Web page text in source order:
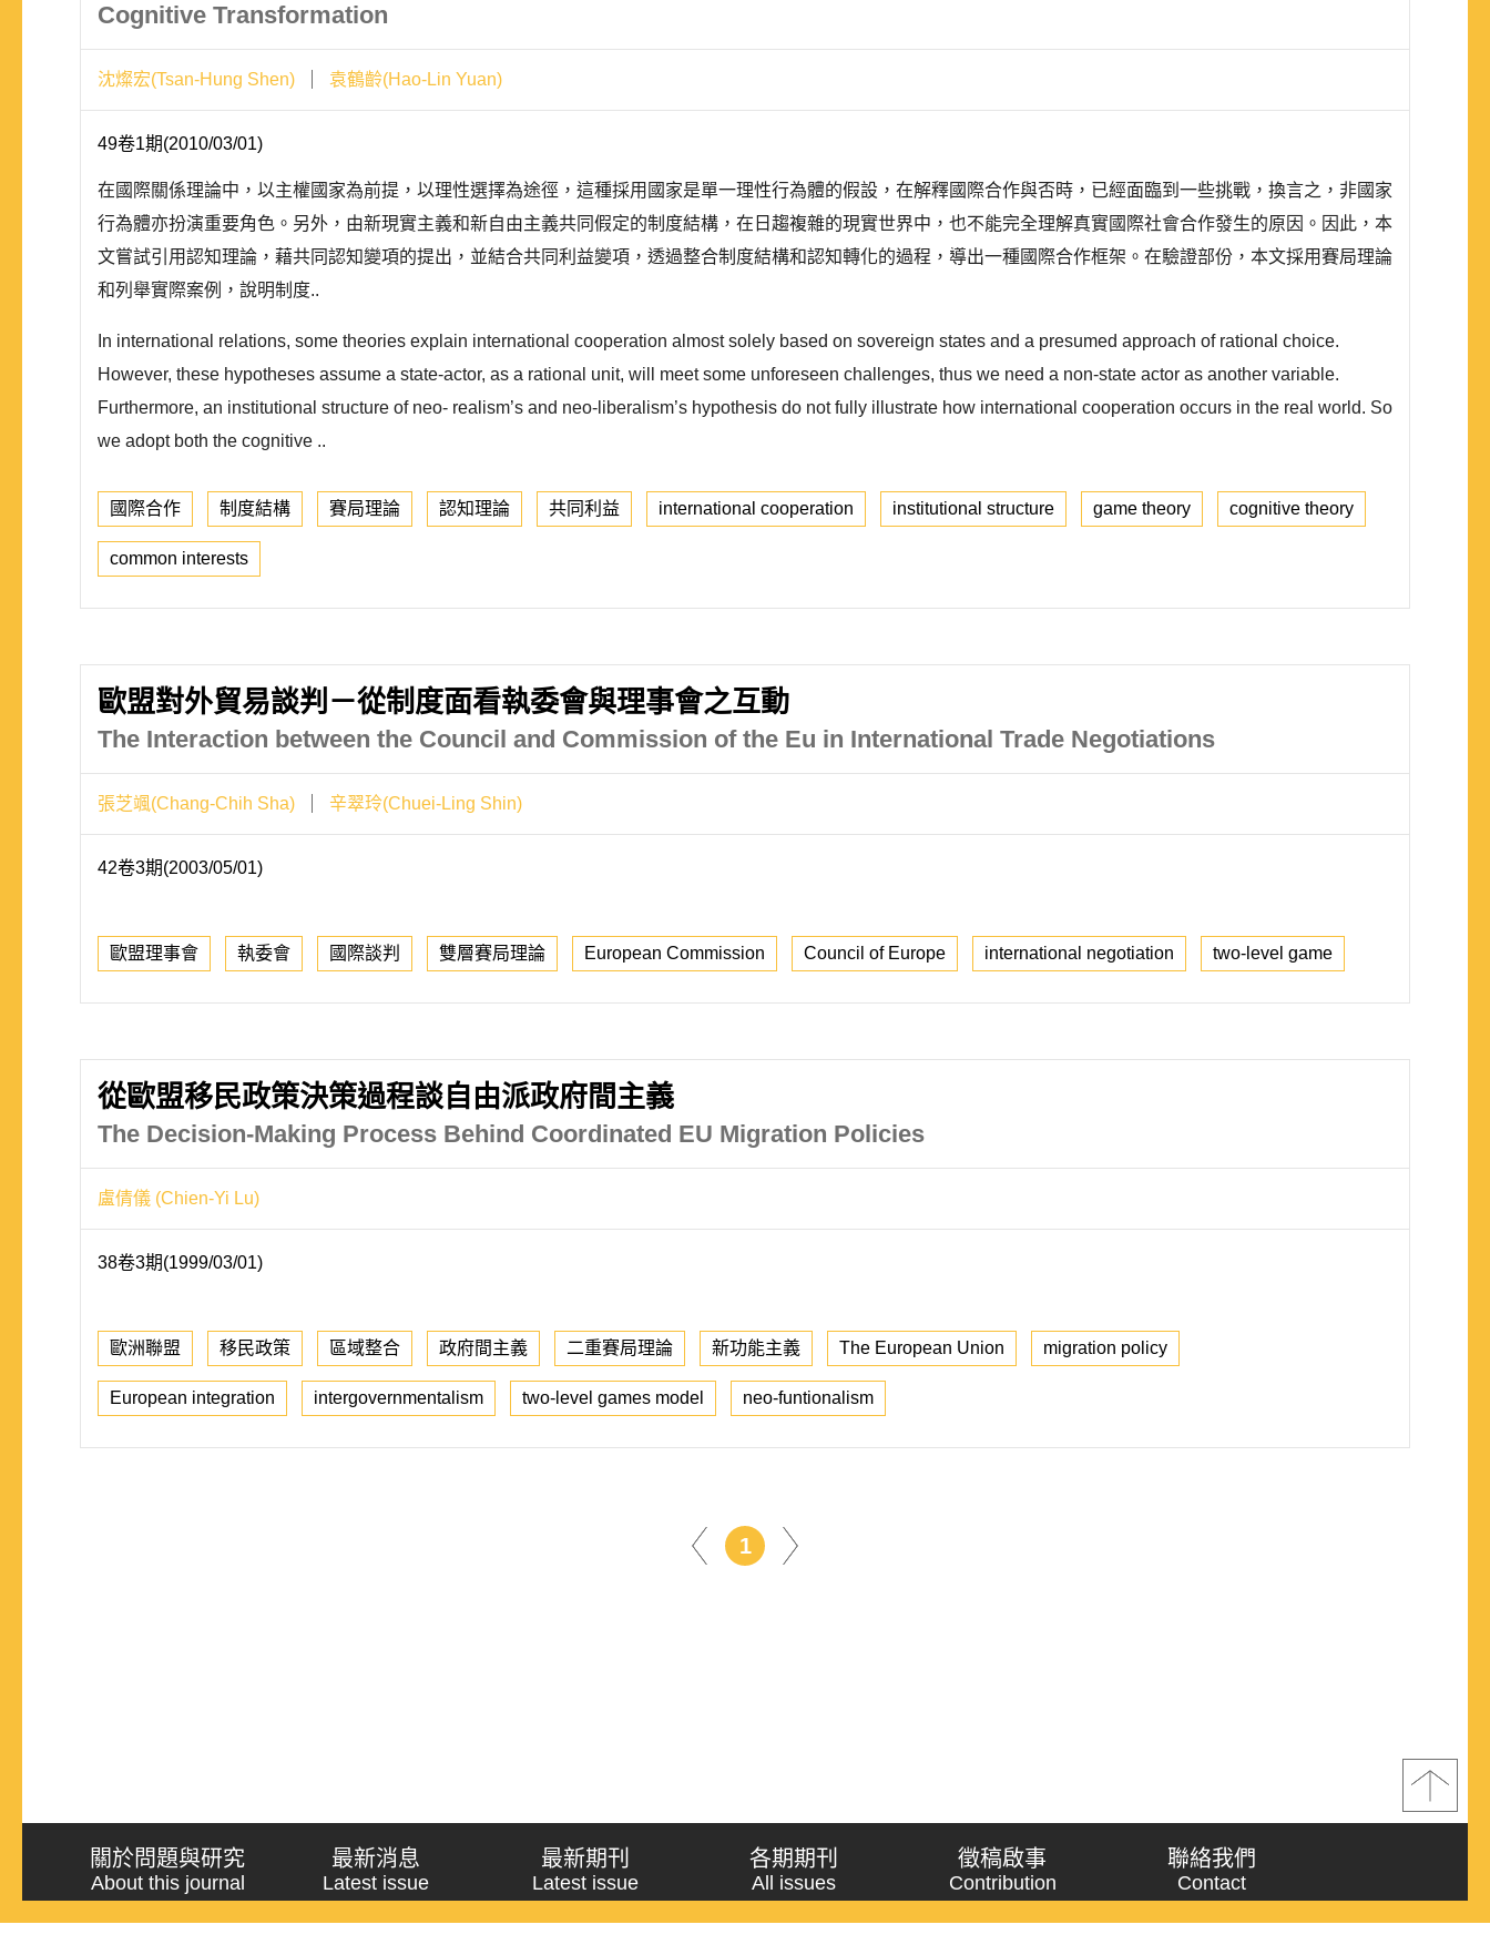
Cognitive Transformation
沈燦宏(Tsan-Hung Shen) 袁鶴齡(Hao-Lin Yuan)
49卷1期(2010/03/01)
在國際關係理論中，以主權國家為前提，以理性選擇為途徑，這種採用國家是單一理性行為體的假設，在解釋國際合作與否時，已經面臨到一些挑戰，換言之，非國家
行為體亦扮演重要角色。另外，由新現實主義和新自由主義共同假定的制度結構，在日趨複雜的現實世界中，也不能完全理解真實國際社會合作發生的原因。因此，本
文嘗試引用認知理論，藉共同認知變項的提出，並結合共同利益變項，透過整合制度結構和認知轉化的過程，導出一種國際合作框架。在驗證部份，本文採用賽局理論
和列舉實際案例，說明制度..
In international relations, some theories explain international cooperation almost solely based on sovereign states and a presumed approach of rational choice.
However, these hypotheses assume a state-actor, as a rational unit, will meet some unforeseen challenges, thus we need a non-state actor as another variable.
Furthermore, an institutional structure of neo- realism’s and neo-liberalism’s hypothesis do not fully illustrate how international cooperation occurs in the real world. So
we adopt both the cognitive ..
國際合作 制度結構 賽局理論 認知理論 共同利益 international cooperation institutional structure game theory cognitive theory
common interests
歐盟對外貿易談判－從制度面看執委會與理事會之互動
The Interaction between the Council and Commission of the Eu in International Trade Negotiations
張芝颯(Chang-Chih Sha) 辛翠玲(Chuei-Ling Shin)
42卷3期(2003/05/01)
歐盟理事會 執委會 國際談判 雙層賽局理論 European Commission Council of Europe international negotiation two-level game
從歐盟移民政策決策過程談自由派政府間主義
The Decision-Making Process Behind Coordinated EU Migration Policies
盧倩儀 (Chien-Yi Lu)
38卷3期(1999/03/01)
歐洲聯盟 移民政策 區域整合 政府間主義 二重賽局理論 新功能主義 The European Union migration policy
European integration intergovernmentalism two-level games model neo-funtionalism
1
關於問題與研究
About this journal
最新消息
Latest issue
最新期刊
Latest issue
各期期刊
All issues
徵稿啟事
Contribution
聯絡我們
Contact